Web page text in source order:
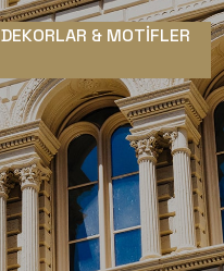
DEKORLAR & MOTIFLER